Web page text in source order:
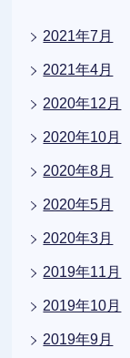
2021年7月
2021年4月
2020年12月
2020年10月
2020年8月
2020年5月
2020年3月
2019年11月
2019年10月
2019年9月